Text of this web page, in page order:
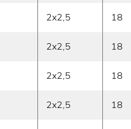
2x2,5 18
2x2,5 18
2x2,5 18
2x2,5 18